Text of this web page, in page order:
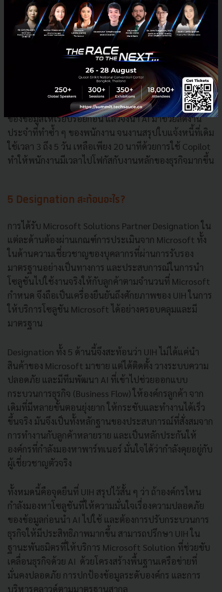
แบบ 8 ชั่วโมง 5 วัน (Standard Service) สำหรับงานที่ไม่
เร่งด่วน ซึ่งปัจจุบัน UIH มีฐานลูกค้าที่ต้องดูแลกว่า 5,000
ราย จึงเข้าใจธุรกิจเชิงลึกในการให้บริการลูกค้าในทุก
ผลลัพธ์ที่จับต้องได้เห็นชัดจากลูกค้ากลุ่มโรงงานที่ข้อมูล
กระจัดกระจายและยังไม่มีระบบความปลอดภัย UIH เริ่ม
จากนำ Microsoft Purview เข้าไปจัดระบบความปลอดภัย
ของข้อมูลให้เรียบร้อยก่อน แล้วจึงนำ AI มาช่วยลดงาน
ประจำที่ทำซ้ำ ๆ ของพนักงาน จนงานสรุปใบแจ้งหนี้ที่เดิม
ใช้เวลา 3 ถึง 5 วัน เหลือเพียง 20 นาทีด้วยการใช้ Copilot
ทำให้พนักงานมีเวลาไปโฟกัสกับงานหลักของธุรกิจมากขึ้น
5 Designation สะท้อนอะไร?
การได้รับ Microsoft Solutions Partner Designation ใน
แต่ละด้านต้องผ่านเกณฑ์การประเมินจาก Microsoft ทั้ง
ในด้านความเชี่ยวชาญของบุคลากรที่ผ่านการรับรอง
มาตรฐานอย่างเป็นทางการ และประสบการณ์ในการนำ
โซลูชันไปใช้งานจริงให้กับลูกค้าตามจำนวนที่ Microsoft
กำหนด จึงถือเป็นเครื่องยืนยันถึงศักยภาพของ UIH ในการ
ให้บริการโซลูชัน Microsoft ได้อย่างครอบคลุมและมี
มาตรฐาน
Designation ทั้ง 5 ด้านนี้จึงสะท้อนว่า UIH ไม่ได้แค่นำ
สินค้าของ Microsoft มาขาย แต่ได้ติดตั้ง วางระบบความ
ปลอดภัย และมีทีมพัฒนา AI ที่เข้าไปช่วยออกแบบ
กระบวนการธุรกิจ (Business Flow) ให้องค์กรลูกค้า จาก
เดิมที่มีหลายขั้นตอนยุ่งยาก ให้กระชับและทำงานได้เร็ว
ขึ้นจริง มันจึงเป็นทั้งหลักฐานของประสบการณ์ที่สั่งสมจาก
การทำงานกับลูกค้าหลายราย และเป็นหลักประกันให้
องค์กรที่กำลังมองหาพาร์ทเนอร์ มั่นใจได้ว่ากำลังคุยอยู่กับ
ผู้เชี่ยวชาญตัวจริง
ทั้งหมดนี้คือจุดยืนที่ UIH สรุปไว้สั้น ๆ ว่า ถ้าองค์กรไหน
กำลังมองหาโซลูชันที่ให้ความมั่นใจเรื่องความปลอดภัย
ของข้อมูลก่อนนำ AI ไปใช้ และต้องการปรับกระบวนการ
ธุรกิจให้มีประสิทธิภาพมากขึ้น สามารถปรึกษา UIH ใน
ฐานะพันธมิตรที่ให้บริการ Microsoft Solution ที่ช่วยขับ
เคลื่อนธุรกิจด้วย AI ด้วยโครงสร้างพื้นฐานเครือข่ายที่
มั่นคงปลอดภัย การปกป้องข้อมูลระดับองค์กร และการ
บริหารคลาวด์ตามมาตรฐานสากล